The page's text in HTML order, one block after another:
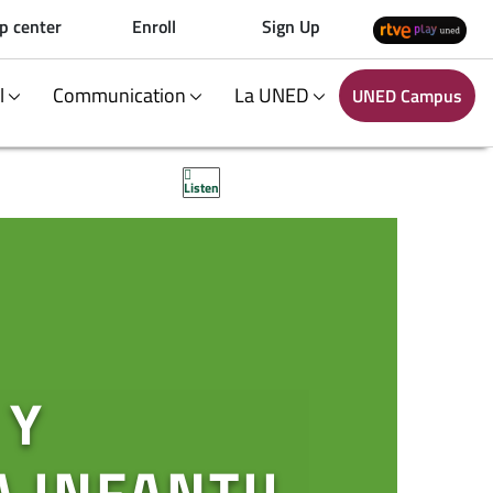
center Enroll Sign Up
Communication La UNED UNED Campus
Listen